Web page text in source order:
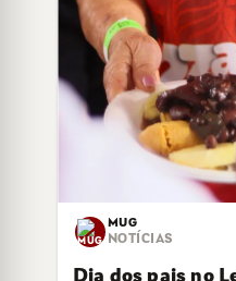
MUG
NOTÍCIAS